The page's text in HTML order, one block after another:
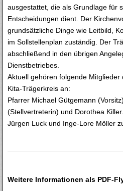
ausgestattet, die als Grundlage für
Entscheidungen dient. Der
grundsätzliche Dinge wie Leitbild,
im Sollstellenplan zuständig. Der
abschließend in den übrigen
Dienstbetriebes.
Aktuell gehören folgende
Kita-Trägerkreis an:
Pfarrer Michael Gütgemann
(Stellvertreterin) und Dorothea
Jürgen Luck und Inge-Lore Möller
Weitere Informationen als PDF-